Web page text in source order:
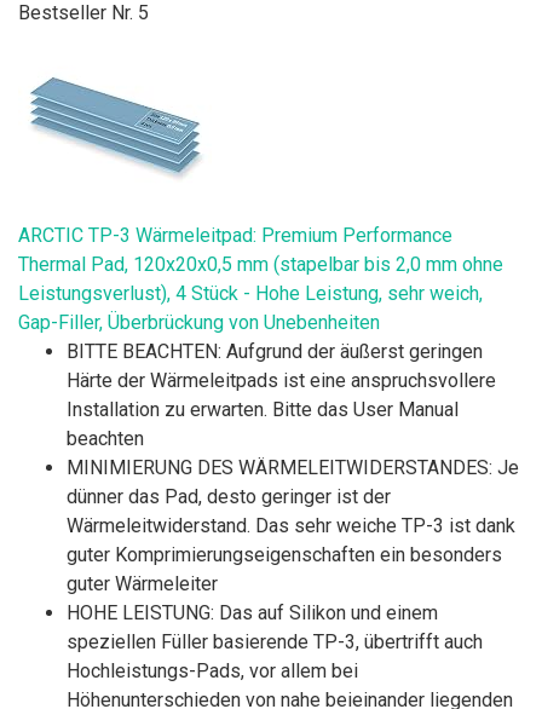
Bestseller Nr. 5
ARCTIC TP-3 Wärmeleitpad: Premium Performance
Thermal Pad, 120x20x0,5 mm (stapelbar bis 2,0 mm ohne
Leistungsverlust), 4 Stück - Hohe Leistung, sehr weich,
Gap-Filler, Überbrückung von Unebenheiten
BITTE BEACHTEN: Aufgrund der äußerst geringen
Härte der Wärmeleitpads ist eine anspruchsvollere
Installation zu erwarten. Bitte das User Manual
beachten
MINIMIERUNG DES WÄRMELEITWIDERSTANDES: Je
dünner das Pad, desto geringer ist der
Wärmeleitwiderstand. Das sehr weiche TP-3 ist dank
guter Komprimierungseigenschaften ein besonders
guter Wärmeleiter
HOHE LEISTUNG: Das auf Silikon und einem
speziellen Füller basierende TP-3, übertrifft auch
Hochleistungs-Pads, vor allem bei
Höhenunterschieden von nahe beieinander liegenden